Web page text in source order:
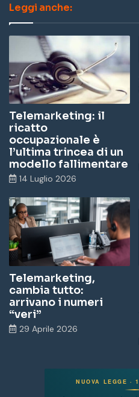
Leggi anche:
Telemarketing: il
ricatto
occupazionale è
l’ultima trincea di un
modello fallimentare
14 Luglio 2026
Telemarketing,
cambia tutto:
arrivano i numeri
“veri”
29 Aprile 2026